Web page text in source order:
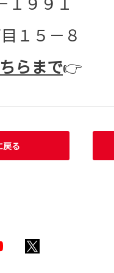
１５－８
らまで👉
戻る